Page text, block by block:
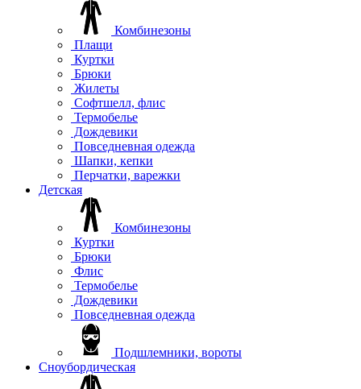
Комбинезоны
Плащи
Куртки
Брюки
Жилеты
Софтшелл, флис
Термобелье
Дождевики
Повседневная одежда
Шапки, кепки
Перчатки, варежки
Детская
Комбинезоны
Куртки
Брюки
Флис
Термобелье
Дождевики
Повседневная одежда
Подшлемники, вороты
Сноубордическая